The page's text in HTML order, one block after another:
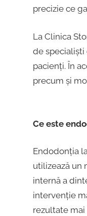
precizie ce
La Clinica
de specialiști
pacienți. În
precum și
Ce este
Endodonția
utilizează un
internă a
intervenție
rezultate